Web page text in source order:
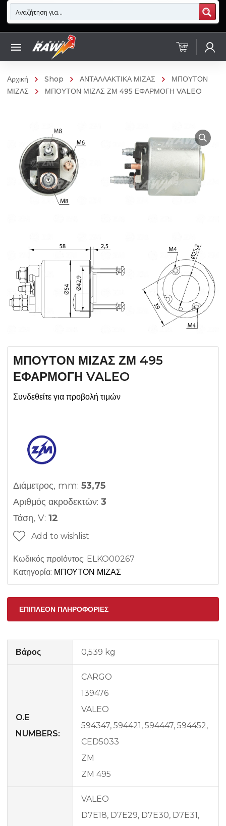
Αρχική Shop ΑΝΤΑΛΛΑΚΤΙΚΑ ΜΙΖΑΣ
ΜΠΟΥΤΟΝ
ΜΙΖΑΣ
ΜΠΟΥΤΟΝ ΜΙΖΑΣ ΖΜ 495 ΕΦΑΡΜΟΓΗ VALEO
ΜΠΟΥΤΟΝ ΜΙΖΑΣ ΖΜ 495
ΕΦΑΡΜΟΓΗ VALEO
Συνδεθείτε για προβολή τιμών
Διάμετρος, mm: 53,75
Αριθμός ακροδεκτών: 3
Τάση, V: 12
Add to wishlist
Κωδικός προϊόντος: ELKO00267
Κατηγορία: ΜΠΟΥΤΟΝ ΜΙΖΑΣ
ΕΠΙΠΛΈΟΝ ΠΛΗΡΟΦΟΡΊΕΣ
Βάρος 0,539 kg
O.E
NUMBERS:
CARGO
139476
VALEO
594347, 594421, 594447, 594452,
CED5033
ZM
ZM 495
VALEO
D7E18, D7E29, D7E30, D7E31,